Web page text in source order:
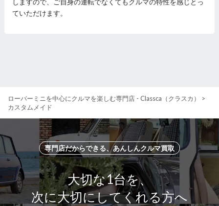
しますので、ご自身の運転でなくてもクルマの特性を感じとっ
ていただけます。
ローバーミニを中心にクルマを楽しむ専門店 - Classca（クラスカ）
>
カスタムメイド
専門店だからできる、あんしんクルマ買取
大切な1台を、
次に大切にしてくれる方へ